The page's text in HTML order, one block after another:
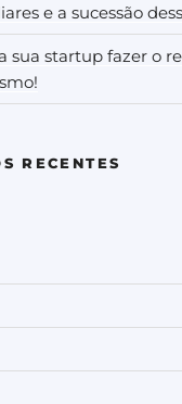
e a sucessão
sua startup fazer o
RECENTES